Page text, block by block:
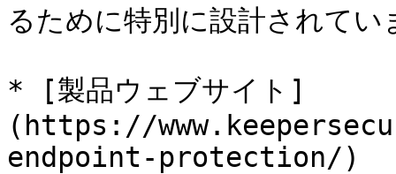
るために特別に設計されてい
* [製品ウェブサイト]
(https://
endpoint-protection/)